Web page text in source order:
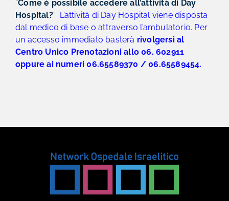
“Come è possibile accedere all’attività di Day
Hospital?” L’attività di Day Hospital viene disposta
dal medico di base o attraverso l’ambulatorio. Per
un accesso immediato basterà rivolgersi al
Centro Unico Prenotazioni allo 06. 602911
oppure ai numeri 06.65589370 / 06.65589454.